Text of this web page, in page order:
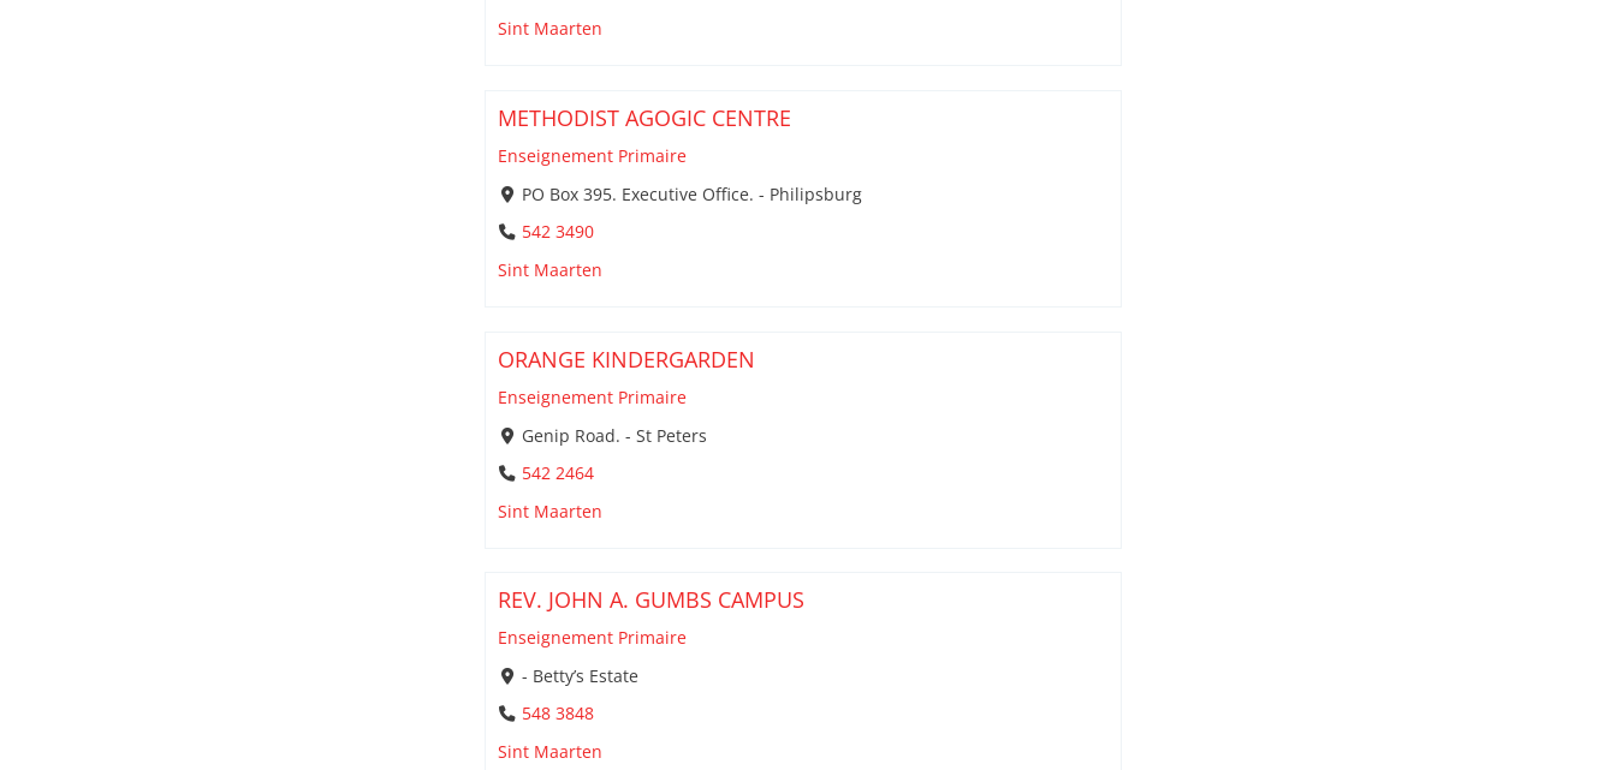
Sint Maarten
METHODIST AGOGIC CENTRE
Enseignement Primaire
PO Box 395. Executive Office. - Philipsburg
542 3490
Sint Maarten
ORANGE KINDERGARDEN
Enseignement Primaire
Genip Road. - St Peters
542 2464
Sint Maarten
REV. JOHN A. GUMBS CAMPUS
Enseignement Primaire
- Betty’s Estate
548 3848
Sint Maarten